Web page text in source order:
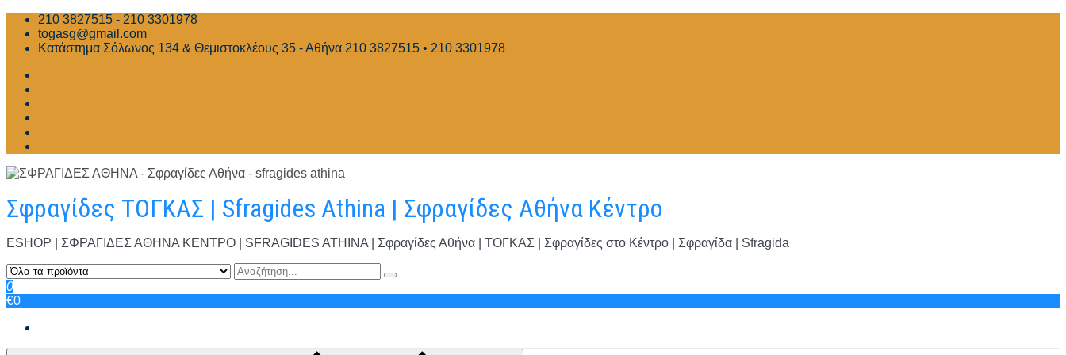
Skip
content
210 3827515 - 210 3301978
togasg@gmail.com
Κατάστημα Σόλωνος 134 & Θεμιστοκλέους 35 - Αθήνα 210 3827515 • 210 3301978
Σφραγίδες ΤΟΓΚΑΣ | Sfragides Athina | Σφραγίδες Αθήνα Κέντρο
ESHOP | ΣΦΡΑΓΙΔΕΣ ΑΘΗΝΑ ΚΕΝΤΡΟ | SFRAGIDES ATHINA | Σφραγίδες Αθήνα | ΤΟΓΚΑΣ | Σφραγίδες στο Κέντρο | Σφραγίδα | Sfragida
0
€0